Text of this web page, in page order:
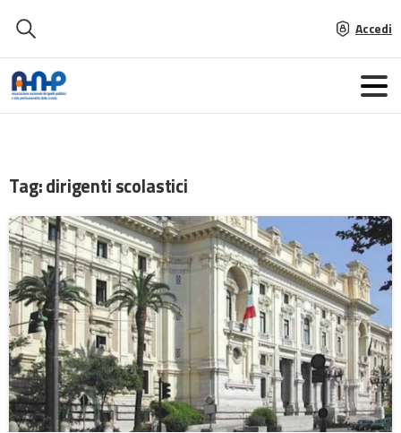
Accedi
Tag:dirigenti scolastici